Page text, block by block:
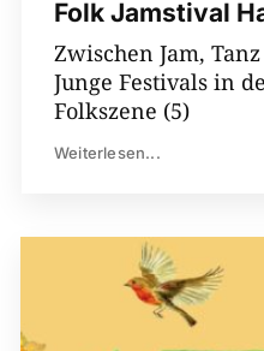
Folk Jamstival
Zwischen Jam,
Junge Festivals in
Folkszene (5)
Weiterlesen...